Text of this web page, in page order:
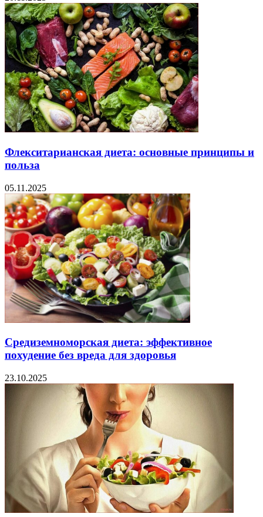
Флекситарианская диета: основные принципы и
польза
05.11.2025
Средиземноморская диета: эффективное
похудение без вреда для здоровья
23.10.2025